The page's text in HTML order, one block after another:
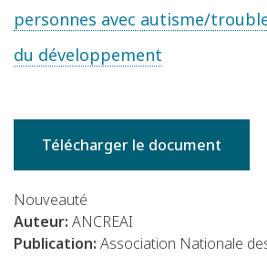
personnes avec autisme/
du développement
Télécharger le document
Nouveauté
Auteur: ANCREAI
Publication: Association Nationale